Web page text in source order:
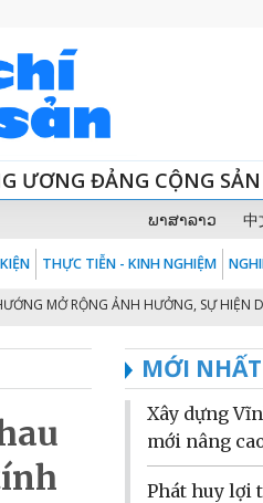
ƯƠNG ĐẢNG CỘNG
ພາສາລາວ 中
THỰC TIỄN - KINH NGHIỆM
MỞ RỘNG ẢNH HƯỞNG, SỰ HIỆN
MỚI NHẤT
Xây dựng
mới nâng
Phát huy lợi